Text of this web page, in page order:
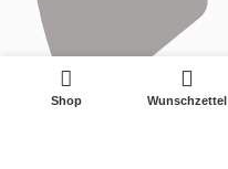
Shop Wunschzettel